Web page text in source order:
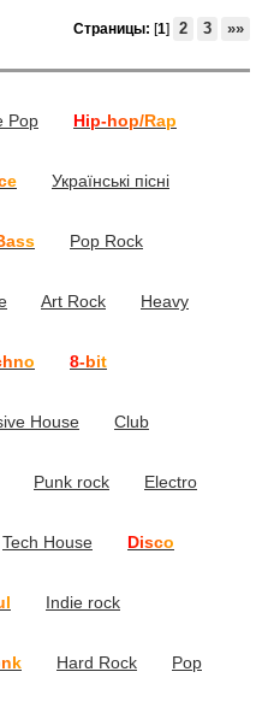
Страницы: [1] 2 3 »»
Pop Hip-hop/Rap
Українські пісні
Pop Rock
Art Rock Heavy
8-bit
House Club
Punk rock Electro
Tech House Disco
Indie rock
Hard Rock Pop